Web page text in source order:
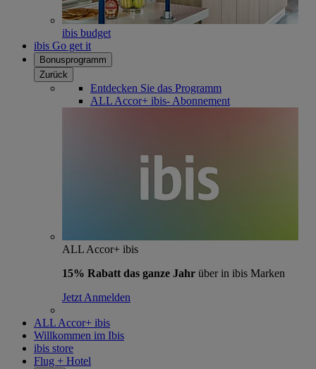
ibis budget
ibis Go get it
Bonusprogramm
Zurück
Entdecken Sie das Programm
ALL Accor+ ibis- Abonnement
ALL Accor+ ibis
15% Rabatt das ganze Jahr über in ibis Marken
Jetzt Anmelden
ALL Accor+ ibis
Willkommen im Ibis
ibis store
Flug + Hotel